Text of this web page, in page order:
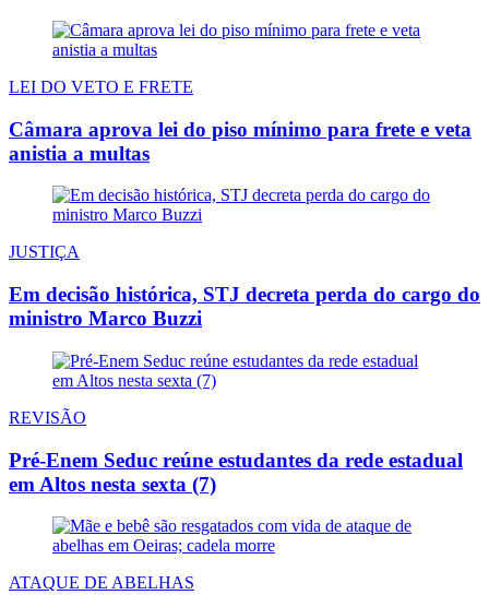
LEI DO VETO E FRETE
Câmara aprova lei do piso mínimo para frete e veta
anistia a multas
JUSTIÇA
Em decisão histórica, STJ decreta perda do cargo do
ministro Marco Buzzi
REVISÃO
Pré-Enem Seduc reúne estudantes da rede estadual
em Altos nesta sexta (7)
ATAQUE DE ABELHAS